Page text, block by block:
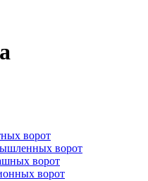
ворот
ворот
ворот
ворот